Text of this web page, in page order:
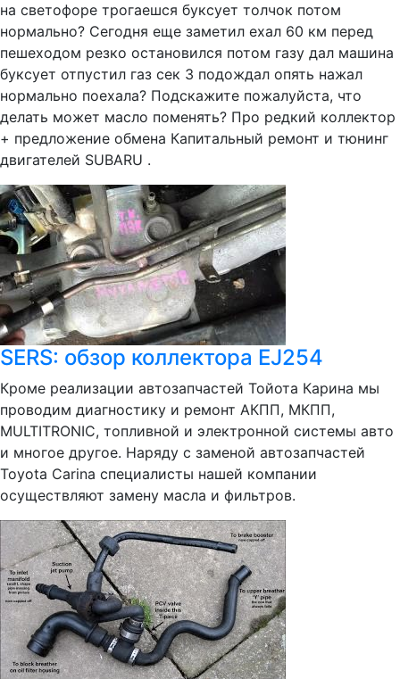
на светофоре трогаешся буксует толчок потом
нормально? Сегодня еще заметил ехал 60 км перед
пешеходом резко остановился потом газу дал машина
буксует отпустил газ сек 3 подождал опять нажал
нормально поехала? Подскажите пожалуйста, что
делать может масло поменять? Про редкий коллектор
+ предложение обмена Капитальный ремонт и тюнинг
двигателей SUBARU .
SERS: обзор коллектора EJ254
Кроме реализации автозапчастей Тойота Карина мы
проводим диагностику и ремонт АКПП, МКПП,
MULTITRONIC, топливной и электронной системы авто
и многое другое. Наряду с заменой автозапчастей
Toyota Carina специалисты нашей компании
осуществляют замену масла и фильтров.